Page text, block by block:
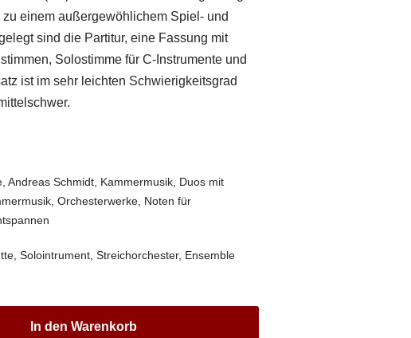
zu einem außergewöhlichem Spiel- und
sind die Partitur, eine Fassung mit
Solostimme für C-Instrumente und
ist im sehr leichten Schwierigkeitsgrad
,Andreas Schmidt Kammermusik Duos mit
,Orchesterwerke Noten für
,Solointrument ,Streichorchester, Ensemble
In den Warenkorb